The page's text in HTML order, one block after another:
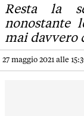
Resta la
nonostante
mai davvero
27 maggio 2021 alle